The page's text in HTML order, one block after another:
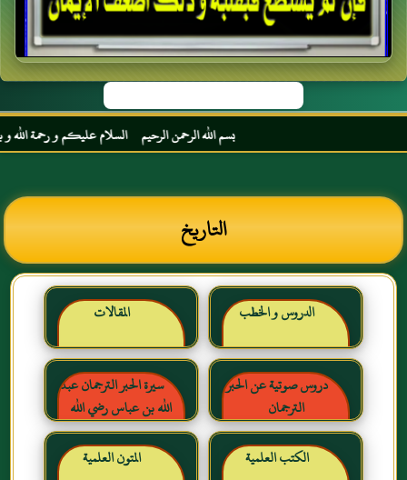
بسم الله الرحمن الرحيم السلام عليكم و رحمة الله و
التاريخ
الدروس و الخطب المقالات
دروس صوتية عن الحبر
الترجمان
سيرة الحبر الترجمان عبد
الله بن عباس رضي الله
عنهما
الكتب العلمية
المتون العلمية